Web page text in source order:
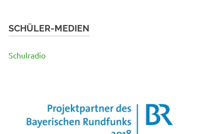
SCHÜLER-MEDIEN
Schulradio